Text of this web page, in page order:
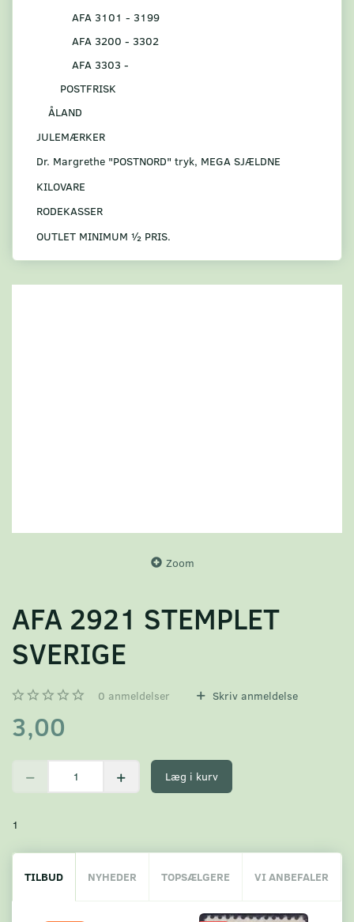
AFA 3101 - 3199
AFA 3200 - 3302
AFA 3303 -
POSTFRISK
ÅLAND
JULEMÆRKER
Dr. Margrethe "POSTNORD" tryk, MEGA SJÆLDNE
KILOVARE
RODEKASSER
OUTLET MINIMUM ½ PRIS.
Zoom
AFA 2921 STEMPLET
SVERIGE
0 anmeldelser Skriv anmeldelse
3,00
Læg i kurv
1
TILBUD NYHEDER TOPSÆLGERE VI ANBEFALER